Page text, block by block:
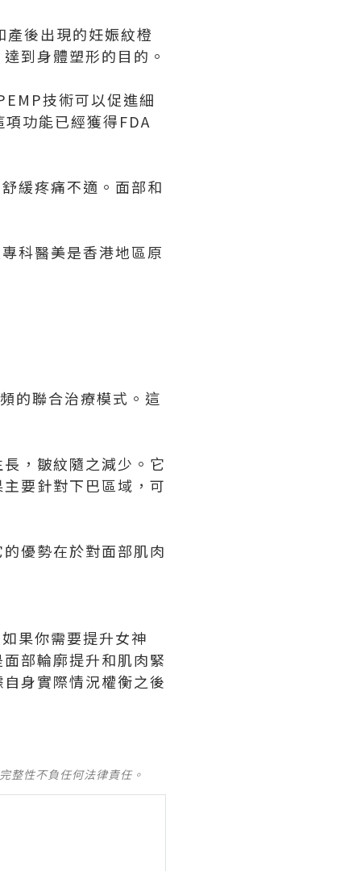
後出現的妊娠紋橙
到身體塑形的目的。
技術可以促進細
功能已經獲得FDA
緩疼痛不適。面部和
科醫美是香港地區原
的聯合治療模式。這
，皺紋隨之減少。它
要針對下巴區域，可
優勢在於對面部肌肉
果你需要提升女神
部輪廓提升和肌肉緊
身實際情況權衡之後
整性不負任何法律責任。